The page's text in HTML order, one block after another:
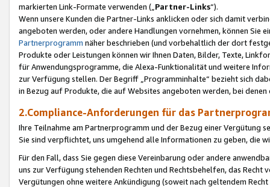
markierten Link-Formate verwenden („ Partner-Links“).
Wenn unsere Kunden die Partner-Links anklicken oder sich damit
angeboten werden, oder andere Handlungen vornehmen, können Sie
Partnerprogramm näher beschrieben (und vorbehaltlich der dort
Produkte oder Leistungen können wir Ihnen Daten, Bilder, Texte,
für Anwendungsprogramme, die Alexa-Funktionalität und weitere
zur Verfügung stellen. Der Begriff „Programminhalte“ bezieht sich
in Bezug auf Produkte, die auf Websites angeboten werden, bei
2.Compliance-Anforderungen für das
Ihre Teilnahme am Partnerprogramm und der Bezug einer Vergütung
Sie sind verpflichtet, uns umgehend alle Informationen zu geben, die
Für den Fall, dass Sie gegen diese Vereinbarung oder andere
uns zur Verfügung stehenden Rechten und Rechtsbehelfen, das
Vergütungen ohne weitere Ankündigung (soweit nach geltendem